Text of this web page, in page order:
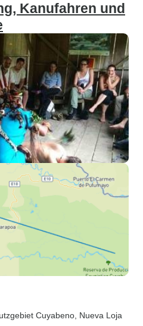
Kanufahren und
Cuyabeno , Nueva Loja